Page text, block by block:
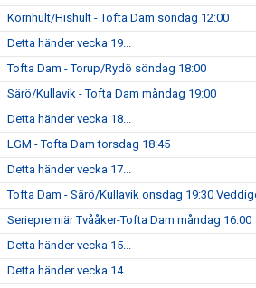
Kornhult/Hishult - Tofta Dam söndag 12:00
Detta händer vecka 19...
Tofta Dam - Torup/Rydö söndag 18:00
Särö/Kullavik - Tofta Dam måndag 19:00
Detta händer vecka 18...
LGM - Tofta Dam torsdag 18:45
Detta händer vecka 17...
Tofta Dam - Särö/Kullavik onsdag 19:30
Seriepremiär Tvååker-Tofta Dam måndag 16:00
Detta händer vecka 15...
Detta händer vecka 14